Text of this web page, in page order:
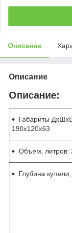
Описание
Описание
Описание:
Габариты
190x120x63
Объем, литров:
Глубина